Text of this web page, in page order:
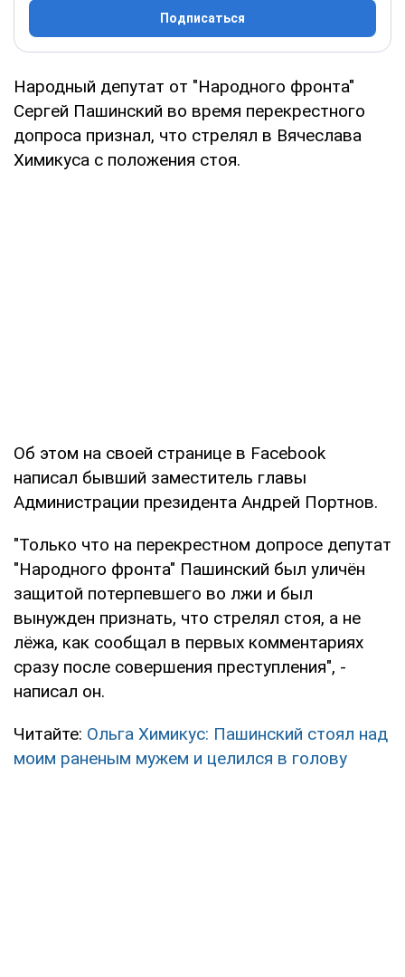
Подписаться
Народный депутат от "Народного фронта"
Сергей Пашинский во время перекрестного
допроса признал, что стрелял в Вячеслава
Химикуса с положения стоя.
Об этом на своей странице в Facebook
написал бывший заместитель главы
Администрации президента Андрей Портнов.
"Только что на перекрестном допросе депутат
"Народного фронта" Пашинский был уличён
защитой потерпевшего во лжи и был
вынужден признать, что стрелял стоя, а не
лёжа, как сообщал в первых комментариях
сразу после совершения преступления", -
написал он.
Читайте: Ольга Химикус: Пашинский стоял над
моим раненым мужем и целился в голову